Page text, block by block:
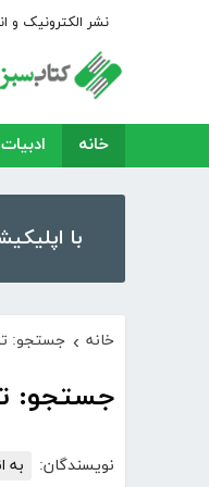
نشر الکترونیک و
خانه ادبیات
با اپلیکیشن کتابراه، بیش از
خانه › جستجو:
جستجو:
نویسندگان: به